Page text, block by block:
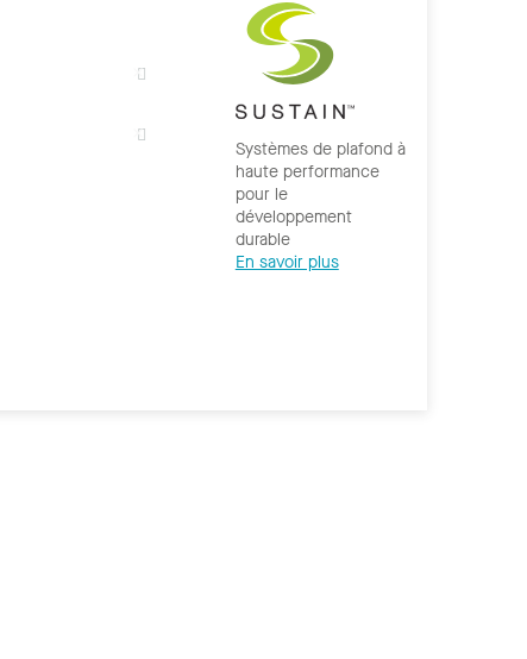
Systèmes de plafond à
haute performance
pour le
développement
durable
En savoir plus